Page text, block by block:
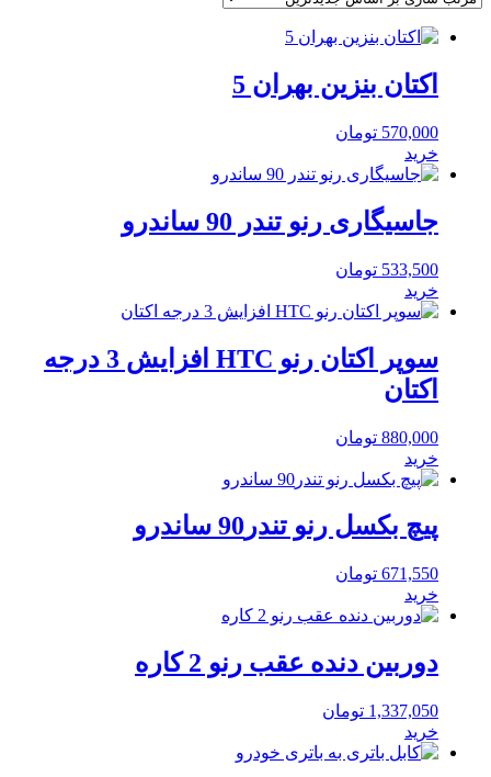
اکتان بنزین بهران 5
570,000 تومان
خرید
جاسیگاری رنو تندر 90 ساندرو
533,500 تومان
خرید
سوپر اکتان رنو HTC افزایش 3 درجه
اکتان
880,000 تومان
خرید
پیچ بکسل رنو تندر90 ساندرو
671,550 تومان
خرید
دوربین دنده عقب رنو 2 کاره
1,337,050 تومان
خرید